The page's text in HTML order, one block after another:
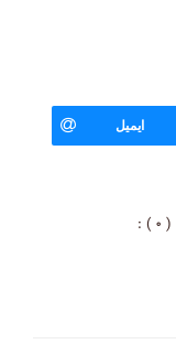
ایمیل
( ۰ ) :